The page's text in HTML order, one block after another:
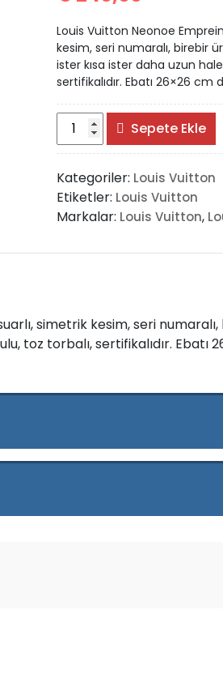
Louis Vuitton Neonoe
kesim, seri numaralı, birebir
ister kısa ister daha uzun
sertifikalıdır. Ebatı 26×26 cm
Louis
Vuitton
Neonoe
Empreinte
adet
Sepete Ekle
Kategoriler: Louis Vuitton
Etiketler: Louis Vuitton
Markalar: Louis Vuitton,
simetrik kesim, seri
toz torbalı, sertifikalıdır. Ebatı